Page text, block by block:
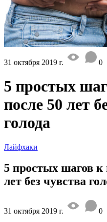
31 октября 2019 г. 0
5 простых
после 50 лет
голода
Лайфхаки
5 простых шагов к
лет без чувства
31 октября 2019 г. 0